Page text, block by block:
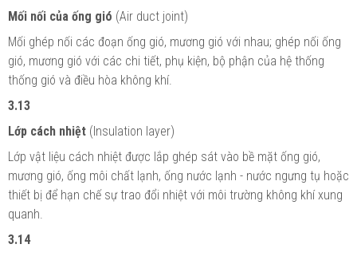
Mối nối của ống gió (Air duct joint)
Mối ghép nối các đoạn ống gió, mương gió với nhau; ghép nối ống
gió, mương gió với các chi tiết, phụ kiện, bộ phận của hệ thống
thống gió và điều hòa không khí.
3.13
Lớp cách nhiệt (Insulation layer)
Lớp vật liệu cách nhiệt được lắp ghép sát vào bề mặt ống gió,
mương gió, ống môi chất lạnh, ống nước lạnh - nước ngưng tụ hoặc
thiết bị để hạn chế sự trao đổi nhiệt với môi trường không khí xung
quanh.
3.14